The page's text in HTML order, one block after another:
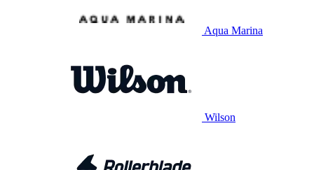
Aqua Marina
Wilson